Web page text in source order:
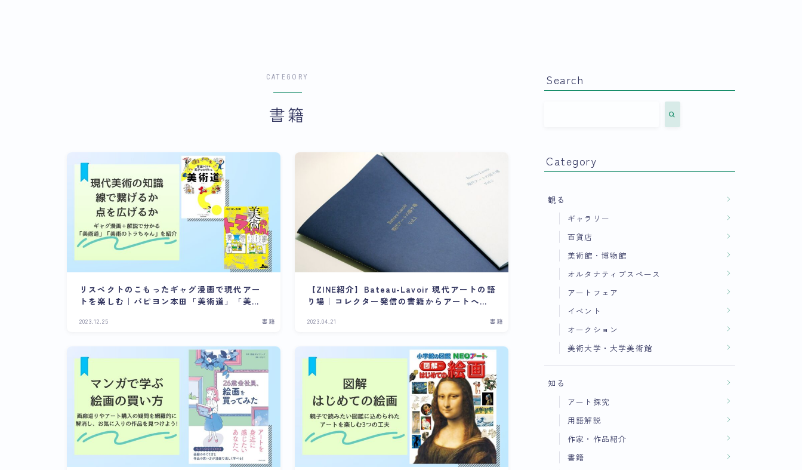
CATEGORY
書籍
リスペクトのこもったギャグ漫画で現代アー
トを楽しむ｜パピヨン本田「美術道」「美術
2023.12.25 書籍
【ZINE紹介】Bateau-Lavoir 現代アートの語
り場｜コレクター発信の書籍からアートへの
2023.04.21 書籍
Search
Category
観る
ギャラリー
百貨店
美術館・博物館
オルタナティブスペース
アートフェア
イベント
オークション
美術大学・大学美術館
知る
アート探究
用語解説
作家・作品紹介
書籍